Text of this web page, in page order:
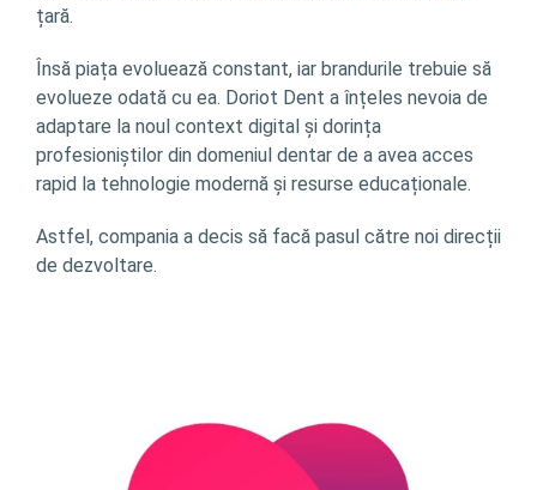
țară.
Însă piața evoluează constant, iar brandurile trebuie să
evolueze odată cu ea. Doriot Dent a înțeles nevoia de
adaptare la noul context digital și dorința
profesioniștilor din domeniul dentar de a avea acces
rapid la tehnologie modernă și resurse educaționale.
Astfel, compania a decis să facă pasul către noi direcții
de dezvoltare.